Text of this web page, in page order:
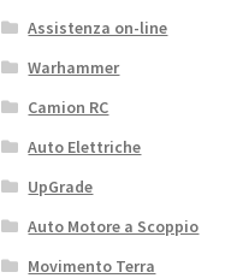
Assistenza on-line
Warhammer
Camion RC
Auto Elettriche
UpGrade
Auto Motore a Scoppio
Movimento Terra